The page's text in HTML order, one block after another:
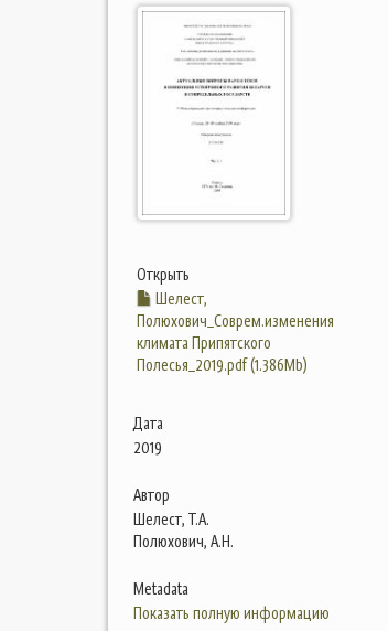
Открыть
Шелест,
Полюхович_Соврем.изменения
климата Припятского
Полесья_2019.pdf (1.386Mb)
Дата
2019
Автор
Шелест, Т.А.
Полюхович, А.Н.
Metadata
Показать полную информацию